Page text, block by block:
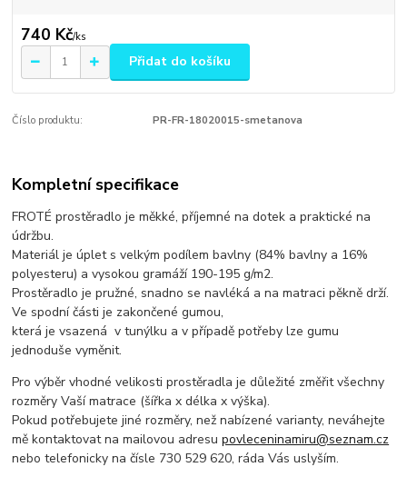
740 Kč/ks
Přidat do košíku
Číslo produktu: PR-FR-18020015-smetanova
Kompletní specifikace
FROTÉ prostěradlo je měkké, příjemné na dotek a praktické na
údržbu.
Materiál je úplet s velkým podílem bavlny (84% bavlny a 16%
polyesteru) a vysokou gramáží 190-195 g/m2.
Prostěradlo je pružné, snadno se navléká a na matraci pěkně drží.
Ve spodní části je zakončené gumou,
která je vsazená v tunýlku a v případě potřeby lze gumu
jednoduše vyměnit.
Pro výběr vhodné velikosti prostěradla je důležité změřit všechny
rozměry Vaší matrace (šířka x délka x výška).
Pokud potřebujete jiné rozměry, než nabízené varianty, neváhejte
mě kontaktovat na mailovou adresupovleceninamiru@seznam.cz
nebo telefonicky na čísle 730 529 620, ráda Vás uslyším.